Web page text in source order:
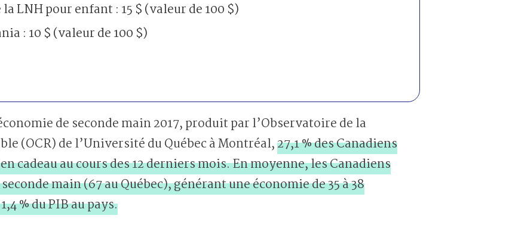
LNH pour enfant : 15 $ (valeur de 100 $)
: 10 $ (valeur de 100 $)
de seconde main 2017, produit par l’Observatoire de la
(OCR) de l’Université du Québec à Montréal,27,1 % des Canadiens
cadeau au cours des 12 derniers mois. En moyenne, les Canadiens
main (67 au Québec), générant une économie de 35 à 38
% du PIB au pays.